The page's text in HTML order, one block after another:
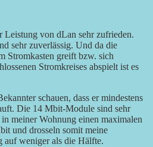
Leistung von dLan sehr zufrieden.
sehr zuverlässig. Und da die
Stromkasten greift bzw. sich
Stromkreises abspielt ist es
schauen, dass er mindestens
Die 14 Mbit-Module sind sehr
meiner Wohnung einen maximalen
und drosseln somit meine
weniger als die Hälfte.